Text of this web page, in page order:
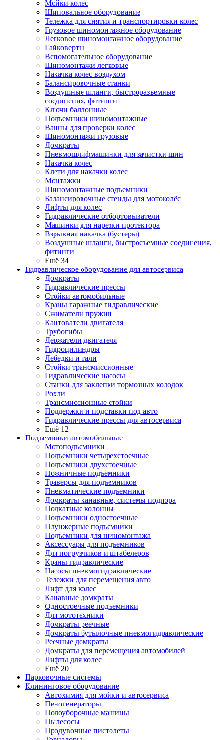
Мойки колес
Шиповальное оборудование
Тележка для снятия и транспортировки колес
Грузовое шиномонтажное оборудование
Легковое шиномонтажное оборудование
Гайковерты
Вспомогательное оборудование
Шиномонтажи легковые
Накачка колес воздухом
Балансировочные станки
Воздушные шланги, быстроразъемные
соединения, фитинги
Ключи баллонные
Подъемники шиномонтажные
Ванны для проверки колес
Шиномонтажи грузовые
Домкраты
Пневмошлифмашинки для зачистки шин
Накачка колес
Клети для накачки колес
Монтажки
Шиномонтажные подъемники
Балансировочные стенды для мотоколёс
Лифты для колес
Гидравлические отбортовыватели
Машинки для нарезки протектора
Взрывная накачка (бустеры)
Воздушные шланги, быстросъемные соединения,
фитинги
Ещё 34
Гидравлическое оборудование для автосервиса
Домкраты
Гидравлические прессы
Стойки автомобильные
Краны гаражные гидравлические
Сжиматели пружин
Кантователи двигателя
Трубогибы
Держатели двигателя
Гидроцилиндры
Лебедки и тали
Стойки трансмиссионные
Гидравлические насосы
Cтанки для заклепки тормозных колодок
Рохли
Трансмиссионные стойки
Поддержки и подставки под авто
Гидравлические прессы для автосервиса
Ещё 12
Подъемники автомобильные
Мотоподъемники
Подъемники четырехстоечные
Подъемники двухстоечные
Ножничные подъемники
Траверсы для подъемников
Пневматические подъемники
Домкраты канавные, системы подпора
Подкатные колонны
Подъемники одностоечные
Плунжерные подъемники
Подъемники для шиномонтажа
Аксессуары для подъемников
Для погрузчиков и штабелеров
Краны гидравлические
Насосы пневмогидравлические
Тележки для перемещения авто
Лифт для колес
Канавные домкраты
Одностоечные подъемники
Для мототехники
Домкраты реечные
Домкраты бутылочные пневмогидравлические
Реечные домкраты
Домкраты для перемещения автомобилей
Лифты для колес
Ещё 20
Парковочные системы
Клининговое оборудование
Автохимия для мойки и автосервиса
Пеногенераторы
Полоуборочные машины
Пылесосы
Продувочные пистолеты